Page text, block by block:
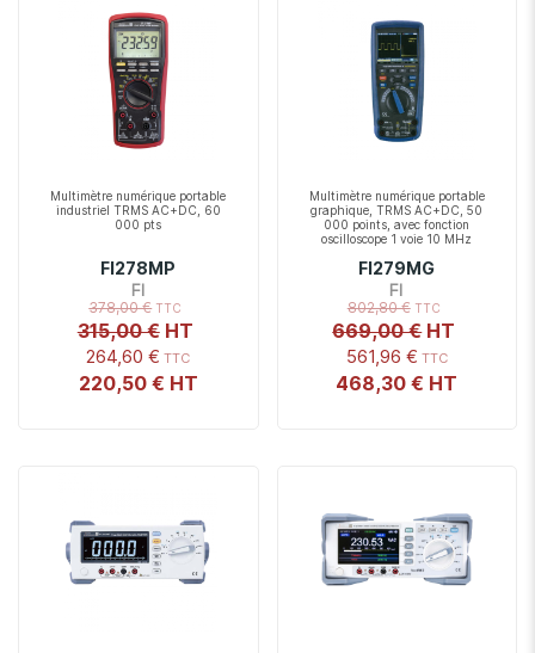
Multimètre numérique portable
industriel TRMS AC+DC, 60
000 pts
FI278MP
FI
264,60 €
220,50 €
378,00 €
315,00 €
Multimètre numérique portable
graphique, TRMS AC+DC, 50
000 points, avec fonction
oscilloscope 1 voie 10 MHz
FI279MG
FI
561,96 €
468,30 €
802,80 €
669,00 €